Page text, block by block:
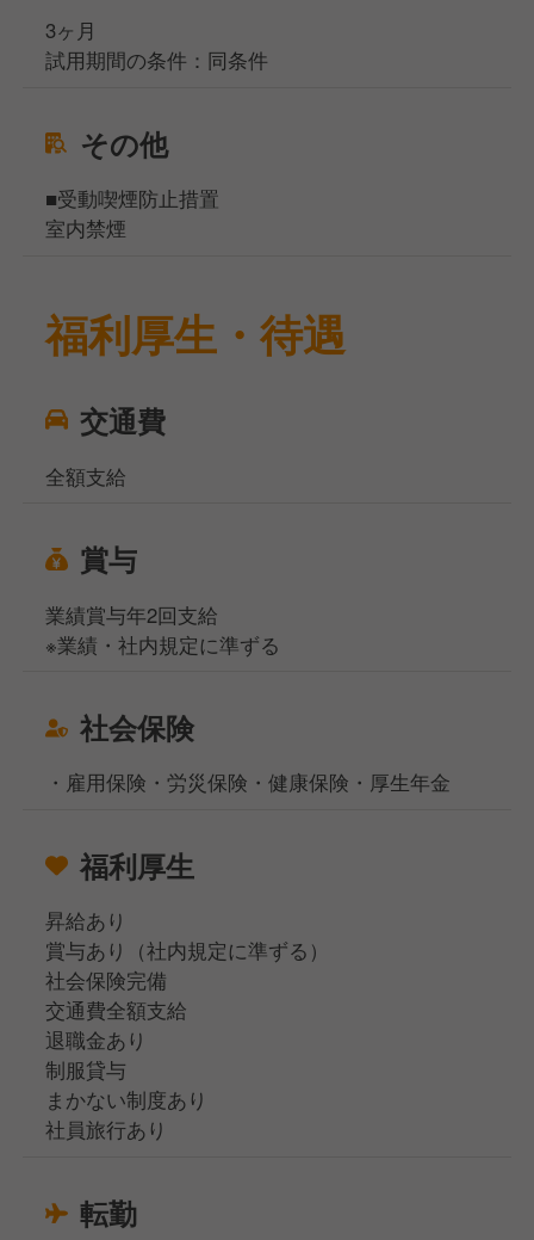
3ヶ月
試用期間の条件：同条件
その他
■受動喫煙防止措置
室内禁煙
福利厚生・待遇
交通費
全額支給
賞与
業績賞与年2回支給
※業績・社内規定に準ずる
社会保険
・雇用保険・労災保険・健康保険・厚生年金
福利厚生
昇給あり
賞与あり（社内規定に準ずる）
社会保険完備
交通費全額支給
退職金あり
制服貸与
まかない制度あり
社員旅行あり
転勤